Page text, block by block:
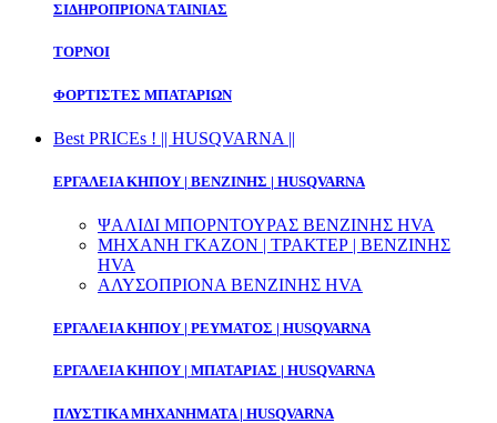
ΣΙΔΗΡΟΠΡΙΟΝΑ ΤΑΙΝΙΑΣ
ΤΟΡΝΟΙ
ΦΟΡΤΙΣΤΕΣ ΜΠΑΤΑΡΙΩΝ
Best PRICEs ! || HUSQVARNA ||
ΕΡΓΑΛΕΙΑ ΚΗΠΟΥ | ΒΕΝΖΙΝΗΣ | HUSQVARNA
ΨΑΛΙΔΙ ΜΠΟΡΝΤΟΥΡΑΣ ΒΕΝΖΙΝΗΣ HVA
ΜΗΧΑΝΗ ΓΚΑΖΟΝ | ΤΡΑΚΤΕΡ | ΒΕΝΖΙΝΗΣ
HVA
ΑΛΥΣΟΠΡΙΟΝΑ ΒΕΝΖΙΝΗΣ HVA
ΕΡΓΑΛΕΙΑ ΚΗΠΟΥ | ΡΕΥΜΑΤΟΣ | HUSQVARNA
ΕΡΓΑΛΕΙΑ ΚΗΠΟΥ | ΜΠΑΤΑΡΙΑΣ | HUSQVARNA
ΠΛΥΣΤΙΚΑ ΜΗΧΑΝΗΜΑΤΑ | HUSQVARNA